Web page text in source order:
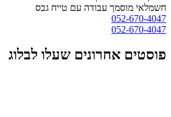
חשמלאי מוסמך עבודה עם טייח גבס
052-670-4047
052-670-4047
פוסטים אחרונים שעלו לבלוג